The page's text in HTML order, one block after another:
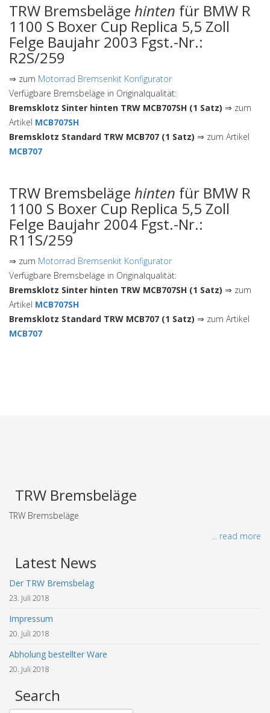
TRW Bremsbeläge hinten für BMW R
1100 S Boxer Cup Replica 5,5 Zoll
Felge Baujahr 2003 Fgst.-Nr.:
R2S/259
⇒ zum Motorrad Bremsenkit Konfigurator
Verfügbare Bremsbeläge in Originalqualität:
Bremsklotz Sinter hinten TRW MCB707SH (1 Satz) ⇒ zum
Artikel MCB707SH
Bremsklotz Standard TRW MCB707 (1 Satz) ⇒ zum Artikel
MCB707
TRW Bremsbeläge hinten für BMW R
1100 S Boxer Cup Replica 5,5 Zoll
Felge Baujahr 2004 Fgst.-Nr.:
R11S/259
⇒ zum Motorrad Bremsenkit Konfigurator
Verfügbare Bremsbeläge in Originalqualität:
Bremsklotz Sinter hinten TRW MCB707SH (1 Satz) ⇒ zum
Artikel MCB707SH
Bremsklotz Standard TRW MCB707 (1 Satz) ⇒ zum Artikel
MCB707
TRW Bremsbeläge
TRW Bremsbeläge
... read more
Latest News
Der TRW Bremsbelag
23. Juli 2018
Impressum
20. Juli 2018
Abholung bestellter Ware
20. Juli 2018
Search